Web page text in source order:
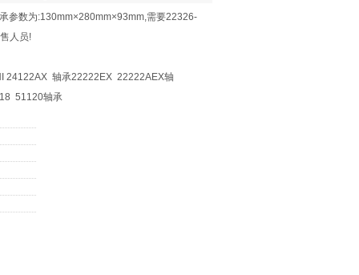
参数为:130mm×280mm×93mm,需要22326-
人员!
24122AX 轴承22222EX 22222AEX轴
51120轴承